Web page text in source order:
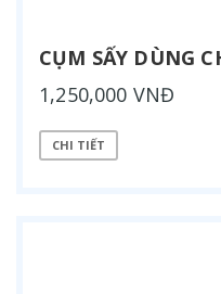
CỤM SẤY DÙNG
1,250,000 VNĐ
CHI TIẾT